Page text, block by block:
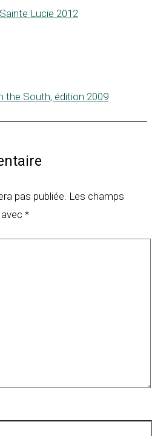
Lucie 2012
the South, édition 2009
pas publiée. Les champs
*